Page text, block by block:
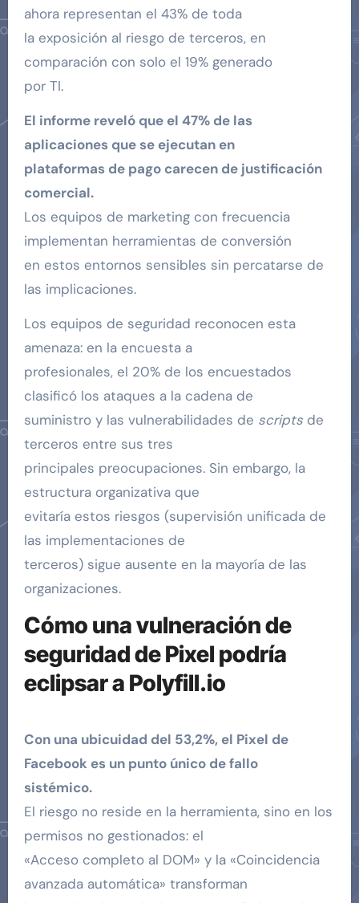
ahora representan el 43% de toda
la exposición al riesgo de terceros, en
comparación con solo el 19% generado
por TI.
El informe reveló que el 47% de las
aplicaciones que se ejecutan en
plataformas de pago carecen de justificación
comercial.
Los equipos de marketing con frecuencia
implementan herramientas de conversión
en estos entornos sensibles sin percatarse de
las implicaciones.
Los equipos de seguridad reconocen esta
amenaza: en la encuesta a
profesionales, el 20% de los encuestados
clasificó los ataques a la cadena de
suministro y las vulnerabilidades de scriptsde
terceros entre sus tres
principales preocupaciones. Sin embargo, la
estructura organizativa que
evitaría estos riesgos (supervisión unificada de
las implementaciones de
terceros) sigue ausente en la mayoría de las
organizaciones.
Cómo una vulneración de
seguridad de Pixel podría
eclipsar a Polyfill.io
Con una ubicuidad del 53,2%, el Pixel de
Facebook es un punto único de fallo
sistémico.
El riesgo no reside en la herramienta, sino en los
permisos no gestionados: el
«Acceso completo al DOM» y la «Coincidencia
avanzada automática» transforman